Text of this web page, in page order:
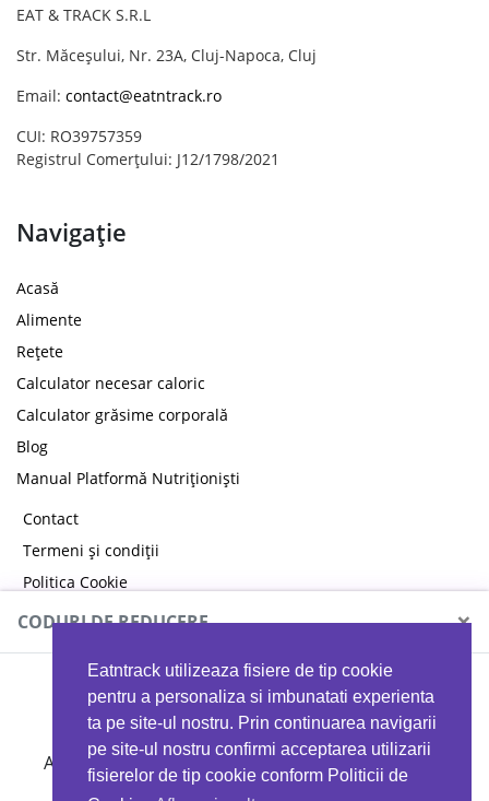
Eatntrack utilizeaza fisiere de tip cookie
pentru a personaliza si imbunatati experienta
ta pe site-ul nostru. Prin continuarea navigarii
pe site-ul nostru confirmi acceptarea utilizarii
fisierelor de tip cookie conform Politicii de
EAT & TRACK S.R.L
Str. Măceșului, Nr. 23A, Cluj-Napoca, Cluj
Email: contact@eatntrack.ro
CUI: RO39757359
Registrul Comerțului: J12/1798/2021
Navigație
Acasă
Alimente
Rețete
Calculator necesar caloric
Calculator grăsime corporală
Blog
Manual Platformă Nutriționiști
Contact
Termeni și condiții
Politica Cookie
Politica de confidențialitate
CODURI DE REDUCERE ×
MYPROTEIN
Ai 40%reducere la orice comandă folosind codul
EATTRACK